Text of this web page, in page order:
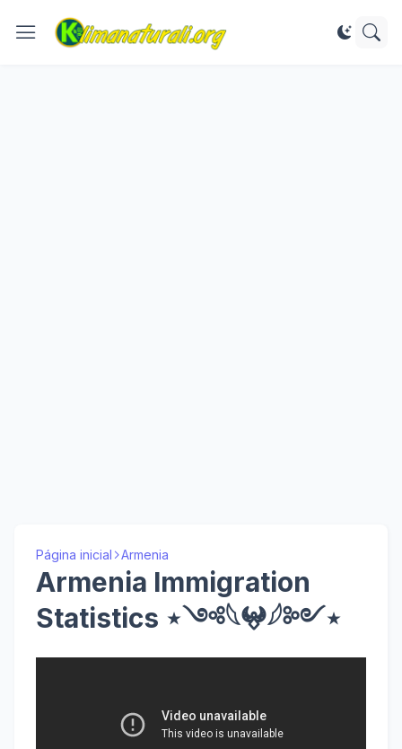
Página inicial Armenia
Armenia Immigration
Statistics ⋆༺𓆩𖤍𓆪༻⋆